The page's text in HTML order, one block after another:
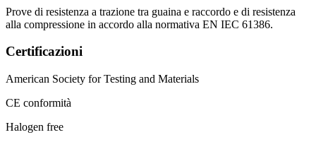
Prove di resistenza a trazione tra guaina e raccordo e di resistenza
alla compressione in accordo alla normativa EN IEC 61386.
Certificazioni
American Society for Testing and Materials
CE conformità
Halogen free